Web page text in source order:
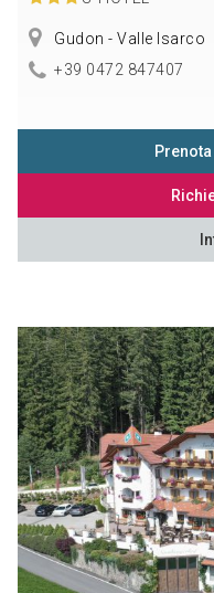
Gudon - Valle Isarco
+39 0472 847407